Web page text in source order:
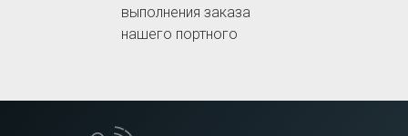
выполнения заказа
нашего портного